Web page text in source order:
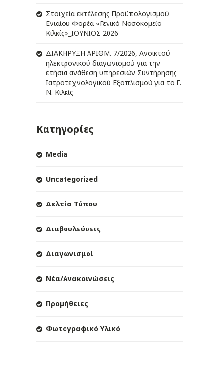
Στοιχεία εκτέλεσης Προϋπολογισμού
Ενιαίου Φορέα «Γενικό Νοσοκομείο
Κιλκίς»_ΙΟΥΝΙΟΣ 2026
ΔIΑΚΗΡΥΞΗ ΑΡIΘΜ. 7/2026, Ανοικτού
ηλεκτρονικού διαγωνισμού για την
ετήσια ανάθεση υπηρεσιών Συντήρησης
Ιατροτεχνολογικού Εξοπλισμού για το Γ.
Ν. Κιλκίς
Κατηγορίες
Media
Uncategorized
Δελτία Τύπου
Διαβουλεύσεις
Διαγωνισμοί
Νέα/Ανακοινώσεις
Προμήθειες
Φωτογραφικό Υλικό